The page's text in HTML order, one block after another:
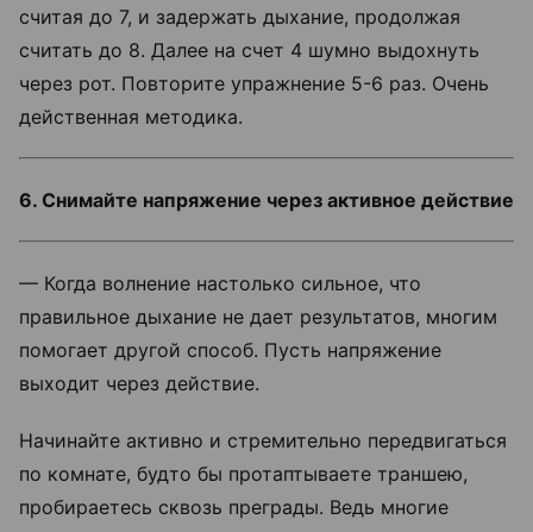
считая до 7, и задержать дыхание, продолжая
считать до 8. Далее на счет 4 шумно выдохнуть
через рот. Повторите упражнение 5-6 раз. Очень
действенная методика.
6. Снимайте напряжение через активное действие
— Когда волнение настолько сильное, что
правильное дыхание не дает результатов, многим
помогает другой способ. Пусть напряжение
выходит через действие.
Начинайте активно и стремительно передвигаться
по комнате, будто бы протаптываете траншею,
пробираетесь сквозь преграды. Ведь многие